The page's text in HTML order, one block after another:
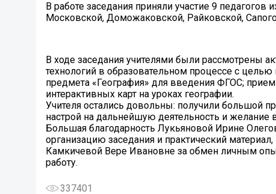
В работе заседания приняли участие 9
Московской, Доможаковской, Райковской,
В ходе заседания учителями были рассмотрены
технологий в образовательном процессе с
предмета «География» для введения ФГОС;
интерактивных карт на уроках географии.
Учителя остались довольны: получили большой
настрой на дальнейшую деятельность и желание
Большая благодарность Лукьяновой Ирине
организацию заседания и практический
Камкичевой Вере Ивановне за обмен личным
работу.
337401